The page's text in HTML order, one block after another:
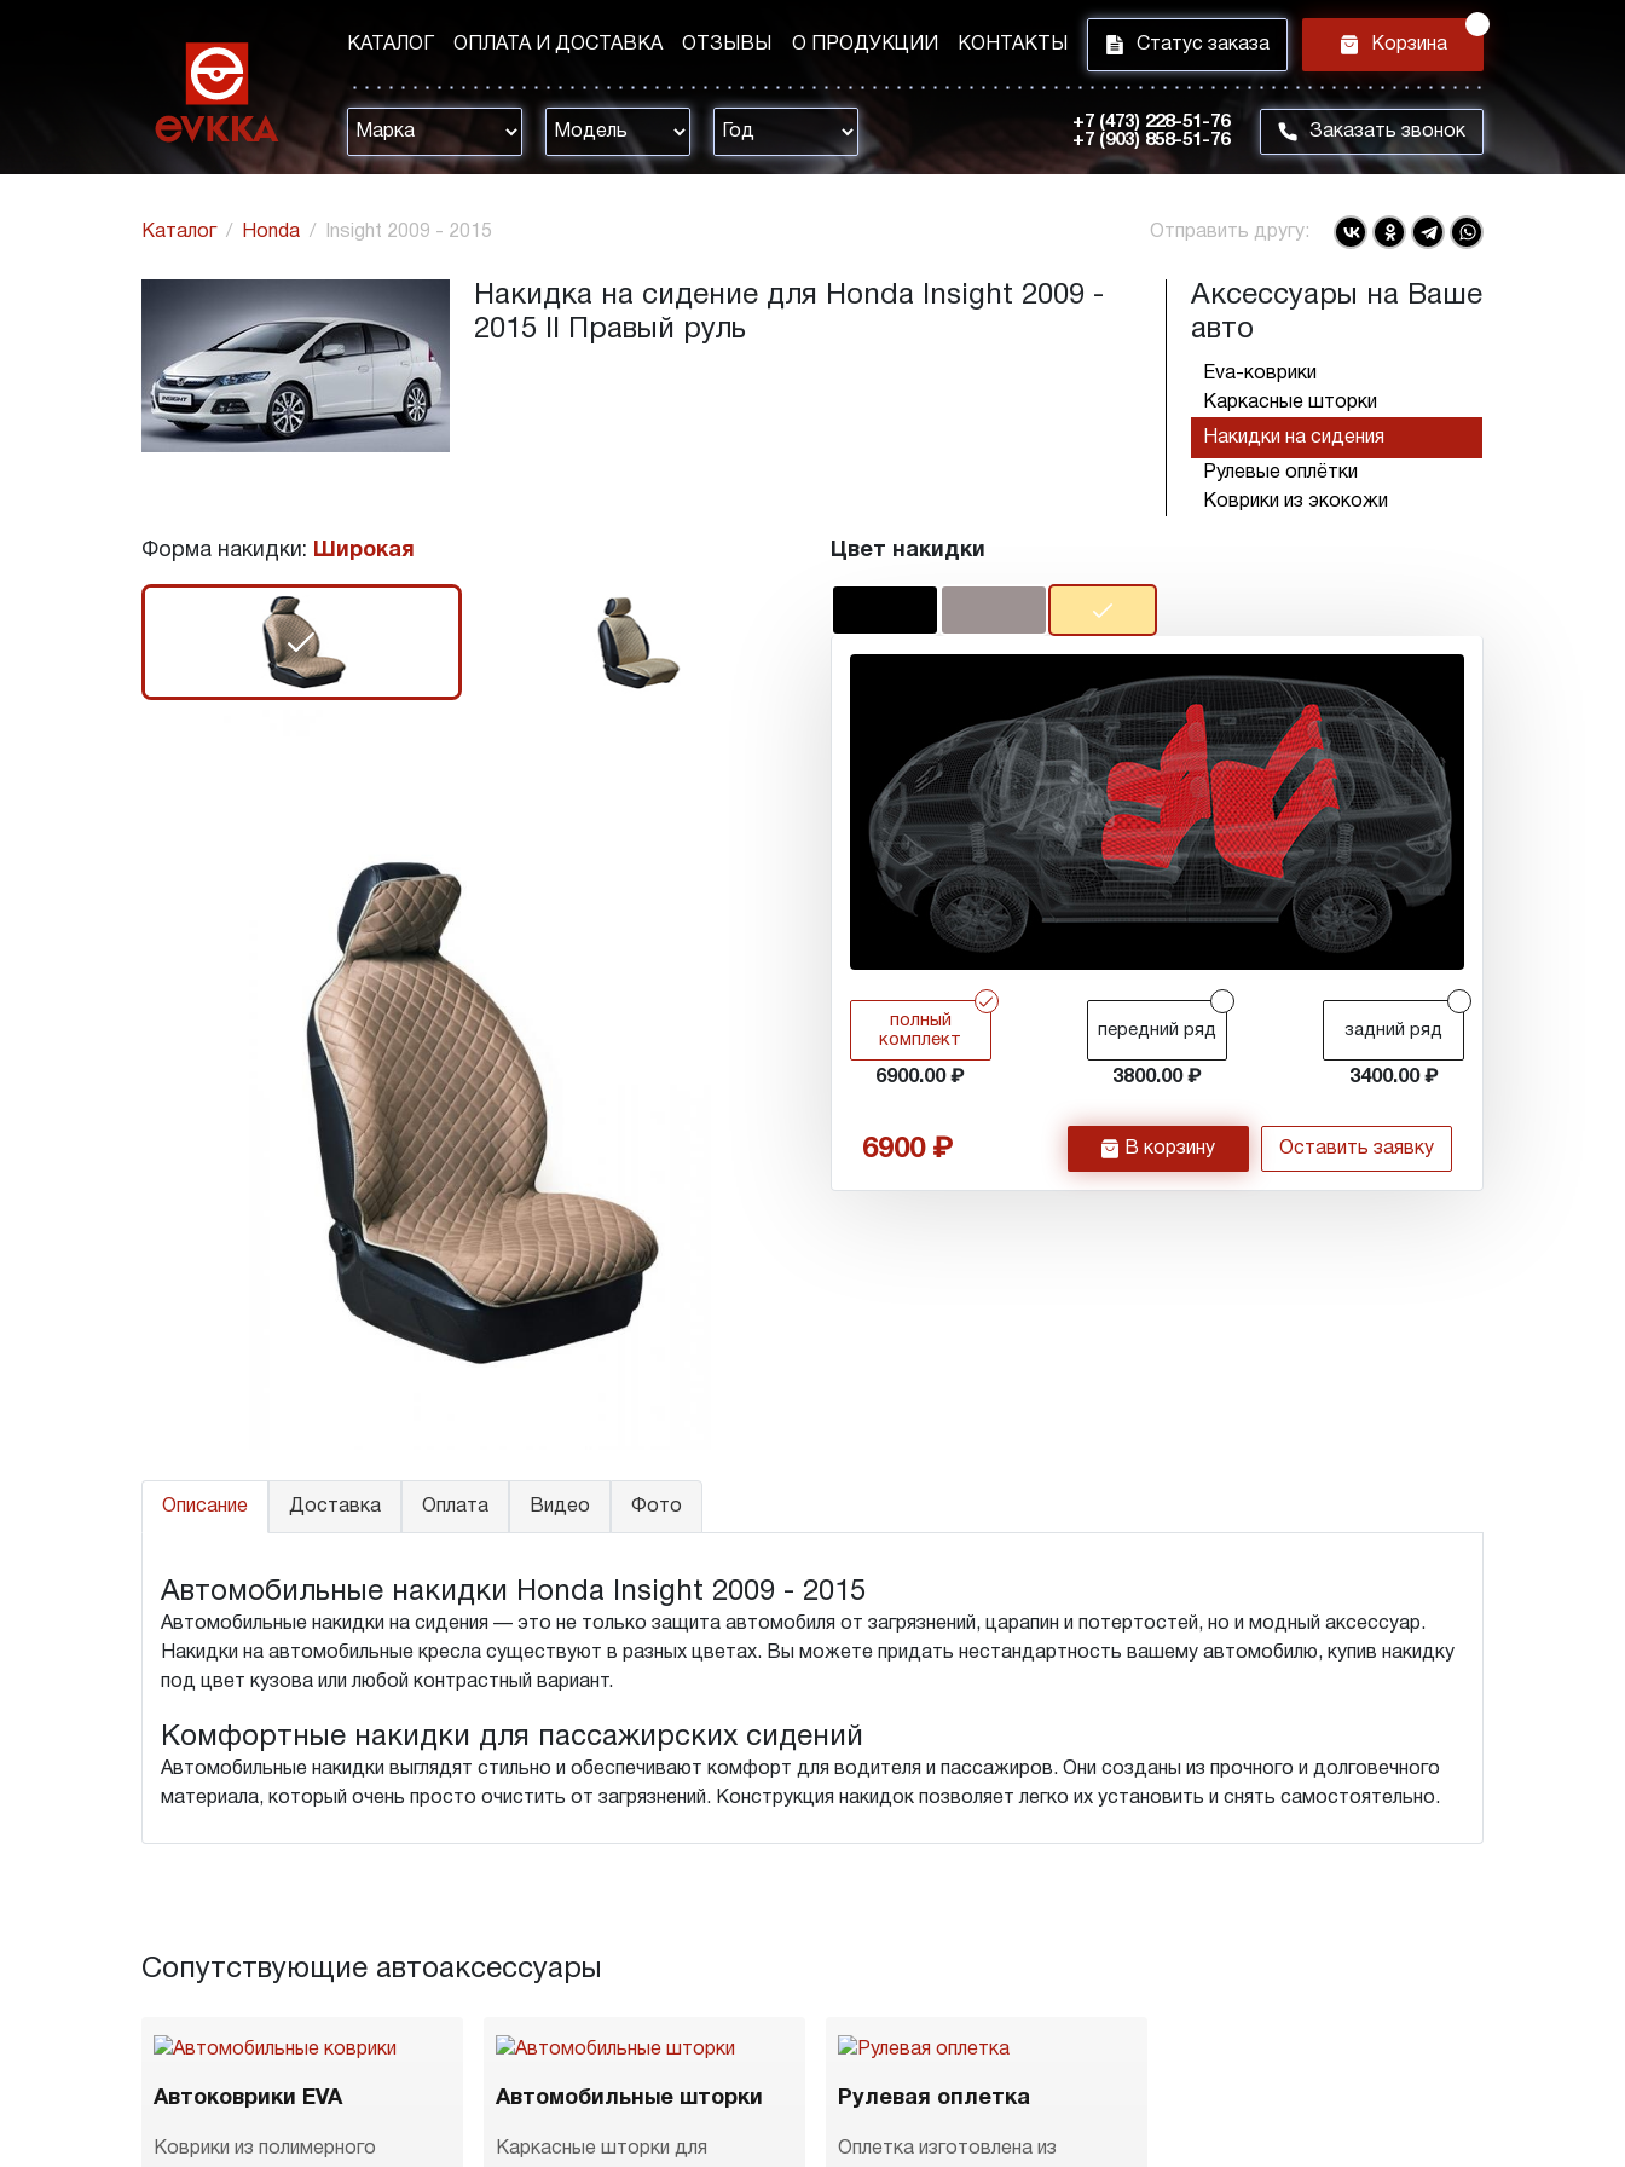
КАТАЛОГ ОПЛАТА И ДОСТАВКА ОТЗЫВЫ О ПРОДУКЦИИ КОНТАКТЫ i Статус заказа h Корзина
+7 (473) 228-51-76
+7 (903) 858-51-76
m Заказать звонок
Каталог Honda Insight 2009 - 2015 Отправить другу:
Накидка на сидение для Honda Insight 2009 -
2015 II Правый руль
Аксессуары на Ваше
авто
Eva-коврики
Каркасные шторки
Накидки на сидения
Рулевые оплётки
Коврики из экокожи
Форма накидки: Широкая
r
Цвет накидки
r
полный
комплект
6900.00
передний ряд
3800.00
задний ряд
3400.00
6900 h В корзину Оставить заявку
Описание Доставка Оплата Видео Фото
Автомобильные накидки Honda Insight 2009 - 2015
Автомобильные накидки на сидения — это не только защита автомобиля от загрязнений, царапин и потертостей, но и модный аксессуар.
Накидки на автомобильные кресла существуют в разных цветах. Вы можете придать нестандартность вашему автомобилю, купив накидку
под цвет кузова или любой контрастный вариант.
Комфортные накидки для пассажирских сидений
Автомобильные накидки выглядят стильно и обеспечивают комфорт для водителя и пассажиров. Они созданы из прочного и долговечного
материала, который очень просто очистить от загрязнений. Конструкция накидок позволяет легко их установить и снять самостоятельно.
Сопутствующие автоаксессуары
Автоковрики EVA
Коврики из полимерного
Автомобильные шторки
Каркасные шторки для
Рулевая оплетка
Оплетка изготовлена из